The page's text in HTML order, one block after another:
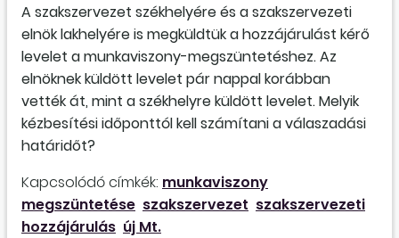
A szakszervezet székhelyére és a szakszervezeti
elnök lakhelyére is megküldtük a hozzájárulást kérő
levelet a munkaviszony-megszüntetéshez. Az
elnöknek küldött levelet pár nappal korábban
vették át, mint a székhelyre küldött levelet. Melyik
kézbesítési időponttól kell számítani a válaszadási
határidőt?
Kapcsolódó címkék: munkaviszony
megszüntetése szakszervezet szakszervezeti
hozzájárulás új Mt.